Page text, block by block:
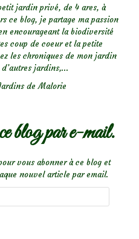
jardin privé, de 4 ares, à
ce blog, je partage ma passion
encourageant la biodiversité
coup de coeur et la petite
les chroniques de mon jardin
jardins,...
de Malorie
blog par e-mail.
vous abonner à ce blog et
nouvel article par email.